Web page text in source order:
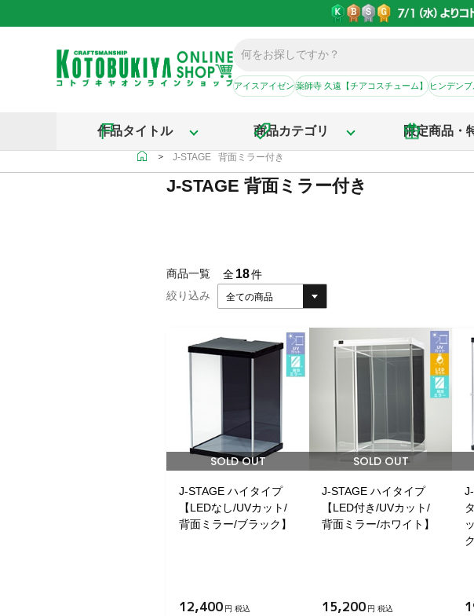
アイスアイゼン薬師寺 久遠【チアコスチューム】ヒンデンブ
作品タイトル 商品カテゴリ 限定商品・
＞ J-STAGE 背面ミラー付き
J-STAGE 背面ミラー付き
商品一覧 全18件
絞り込み
全ての商品
SOLD OUT
J-STAGE ハイタイプ
【LEDなし/UVカット/
背面ミラー/ブラック】
12,400 円 税込
SOLD OUT
J-STAGE ハイタイプ
【LED付き/UVカット/
背面ミラー/ホワイト】
15,200 円 税込